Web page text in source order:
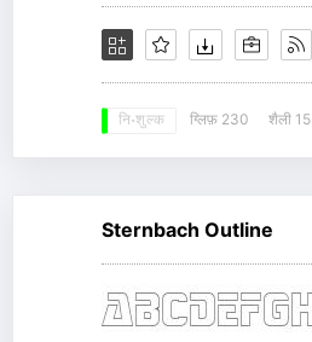
नि: शुल्क ग्लिफ़ 230 शैली 15
Sternbach Outline